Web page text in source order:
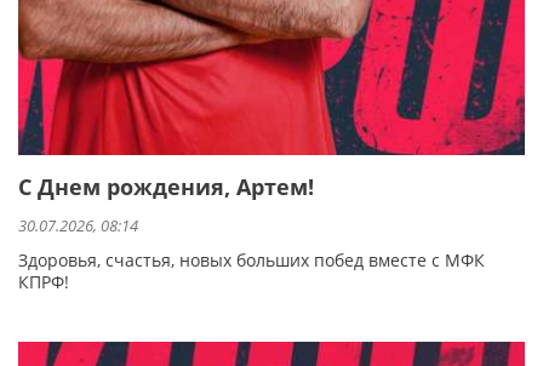
С Днем рождения, Артем!
30.07.2026, 08:14
Здоровья, счастья, новых больших побед вместе с МФК
КПРФ!